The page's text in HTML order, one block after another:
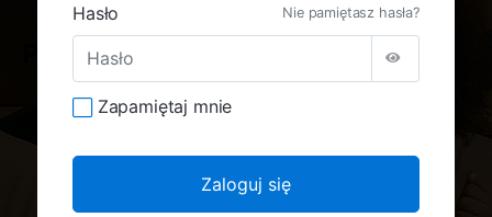
Hasło Nie pamiętasz hasła?
Zapamiętaj mnie